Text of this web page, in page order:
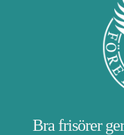
Bra frisörer